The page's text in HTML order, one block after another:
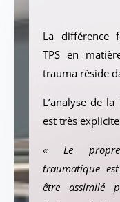
La différence
TPS en
trauma réside
L’analyse de
est très
« Le propre
traumatique
être assimilé